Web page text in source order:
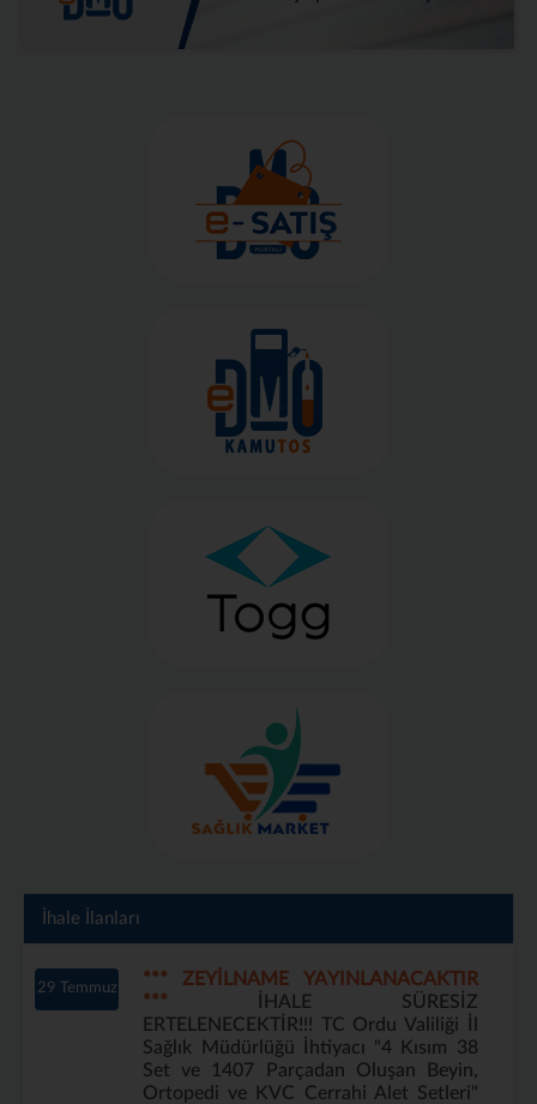
İhale İlanları
29 Temmuz
*** ZEYİLNAME YAYINLANACAKTIR
***
İHALE SÜRESİZ
ERTELENECEKTİR!!! TC Ordu Valiliği İl
Sağlık Müdürlüğü İhtiyacı "4 Kısım 38
Set ve 1407 Parçadan Oluşan Beyin,
Ortopedi ve KVC Cerrahi Alet Setleri"